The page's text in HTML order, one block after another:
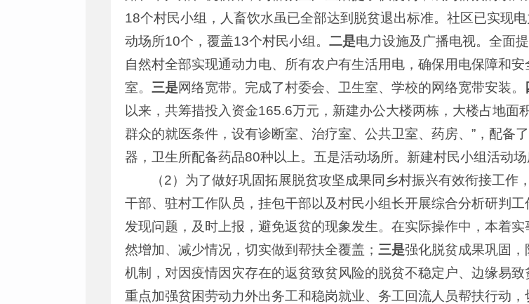
18个村民小组，人畜饮水虽已全部达到脱贫退出标准。社区已实现
动场所10个，覆盖13个村民小组。 二是电力设施及广播电视。全面
自然村全部实现通动力电、所有农户有生活用电，确保用电保障和
室。 三是网络宽带。完成了村委会、卫生室、学校的网络宽带安装。
以来，共筹措投入资金165.6万元，新建办公大楼两栋，大楼占地面
群众的就医条件，设有诊断室、治疗室、公共卫室、药房、”，配备
器，卫生所配备药品80种以上。五是活动场所。新建村民小组活动场
（2）为了做好巩固拓展脱贫攻坚成果同乡村振兴有效衔接工
干部、驻村工作队员，挂包干部以及村民小组长开展综合分析研判工
发现问题，及时上报，避免返贫的现象发生。在实际操作中，本着实
然增加、减少情况，切实做到帮扶全覆盖； 三是强化脱贫成果巩固
机制，对因疫情因灾存在的返贫致贫风险的脱贫不稳定户、边缘易
重点加强贫困劳动力外出务工和稳岗就业、务工回流人员帮扶行动